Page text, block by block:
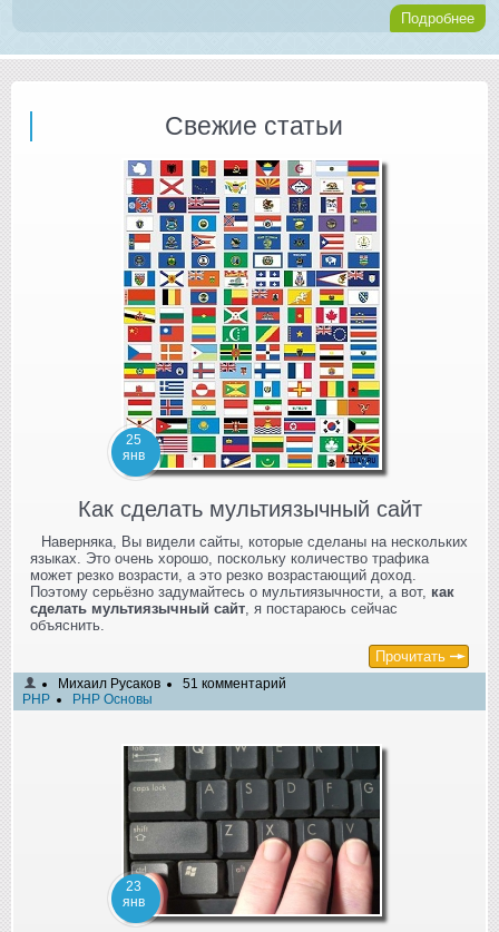
Подробнее
Свежие статьи
25
янв
Как сделать мультиязычный сайт
Наверняка, Вы видели сайты, которые сделаны на нескольких
языках. Это очень хорошо, поскольку количество трафика
может резко возрасти, а это резко возрастающий доход.
Поэтому серьёзно задумайтесь о мультиязычности, а вот, как
сделать мультиязычный сайт , я постараюсь сейчас
объяснить.
Прочитать
Михаил Русаков
51 комментарий
PHP
PHP Основы
23
янв